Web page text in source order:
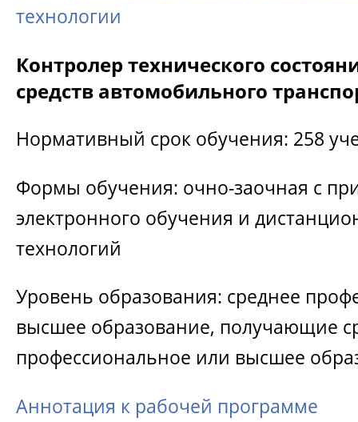
технологии
Контролер технического
средств автомобильного
Нормативный срок обучения: 258
Формы обучения: очно-заочная с
электронного обучения и
технологий
Уровень образования: среднее
высшее образование, получающие
профессиональное или высшее
Аннотация к рабочей программе